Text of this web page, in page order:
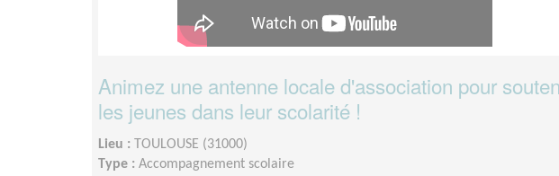
Animez une antenne locale d'association pour
les jeunes dans leur scolarité !
Lieu :
TOULOUSE (31000)
Type : Accompagnement scolaire